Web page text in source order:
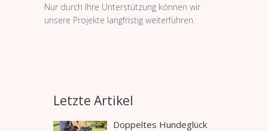
Nur durch Ihre Unterstützung können wir
unsere Projekte langfristig weiterführen.
Letzte Artikel
Doppeltes Hundeglück